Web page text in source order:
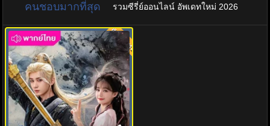
คนชอบมากที่สุด
รวมซีรี่ย์ออนไลน์ อัพเดทใหม่ 2026
8.0 พากย์ไทย